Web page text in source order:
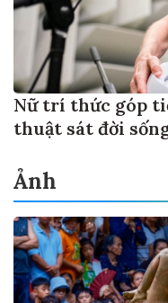
Nữ trí thức góp
thuật sát đời
Ảnh